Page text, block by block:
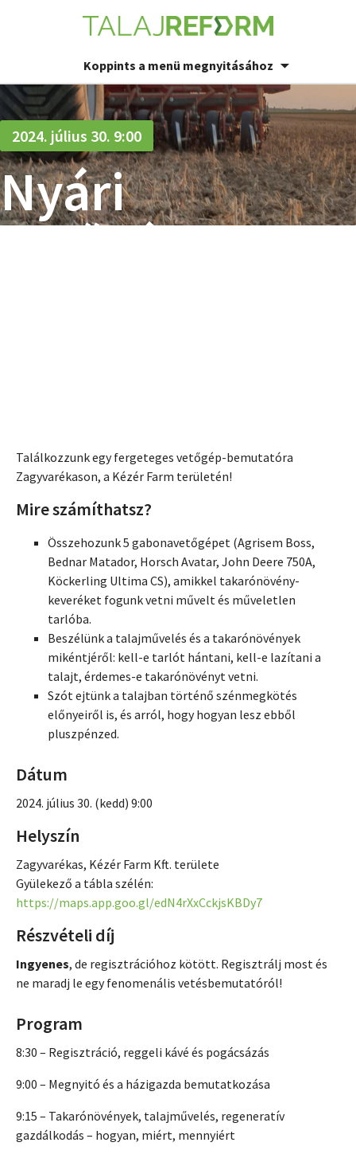
Koppints a menü megnyitásához
2024. július 30. 9:00
Nyári
Találkozzunk egy fergeteges vetőgép-bemutatóra
Zagyvarékason, a Kézér Farm területén!
Mire számíthatsz?
Összehozunk 5 gabonavetőgépet (Agrisem Boss,
Bednar Matador, Horsch Avatar, John Deere 750A,
Köckerling Ultima CS), amikkel takarónövény-
keveréket fogunk vetni művelt és műveletlen
tarlóba.
Beszélünk a talajművelés és a takarónövények
mikéntjéről: kell-e tarlót hántani, kell-e lazítani a
talajt, érdemes-e takarónövényt vetni.
Szót ejtünk a talajban történő szénmegkötés
előnyeiről is, és arról, hogy hogyan lesz ebből
pluszpénzed.
Dátum
2024. július 30. (kedd) 9:00
Helyszín
Zagyvarékas, Kézér Farm Kft. területe
Gyülekező a tábla szélén:
https://maps.app.goo.gl/edN4rXxCckjsKBDy7
Részvételi díj
Ingyenes, de regisztrációhoz kötött. Regisztrálj most és
ne maradj le egy fenomenális vetésbemutatóról!
Program
8:30 – Regisztráció, reggeli kávé és pogácsázás
9:00 – Megnyitó és a házigazda bemutatkozása
9:15 – Takarónövények, talajművelés, regeneratív
gazdálkodás – hogyan, miért, mennyiért